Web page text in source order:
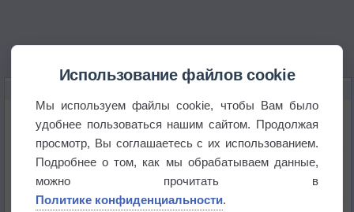
Дневная температура воздуха в ОАЭ превысила
+51°
Европейские столицы бьют рекорды жары
Использование файлов cookie
Мы используем файлы cookie, чтобы Вам было
удобнее пользоваться нашим сайтом. Продолжая
просмотр, Вы соглашаетесь с их использованием.
Подробнее о том, как мы обрабатываем данные,
можно прочитать в
Политике конфиденциальности.